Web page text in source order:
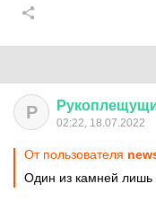
Р
02:22, 18.07.2022
От пользователя
Один из камней лишь